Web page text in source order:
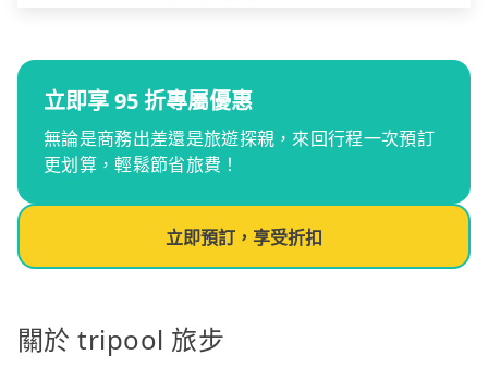
立即享 95 折專屬優惠
無論是商務出差還是旅遊探親，來回行程一次預訂
更划算，輕鬆節省旅費！
立即預訂，享受折扣
關於 tripool 旅步